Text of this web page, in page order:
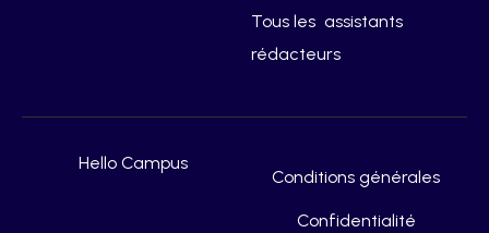
Tous les
rédacteurs
assistants
Hello Campus
Conditions générales
Confidentialité